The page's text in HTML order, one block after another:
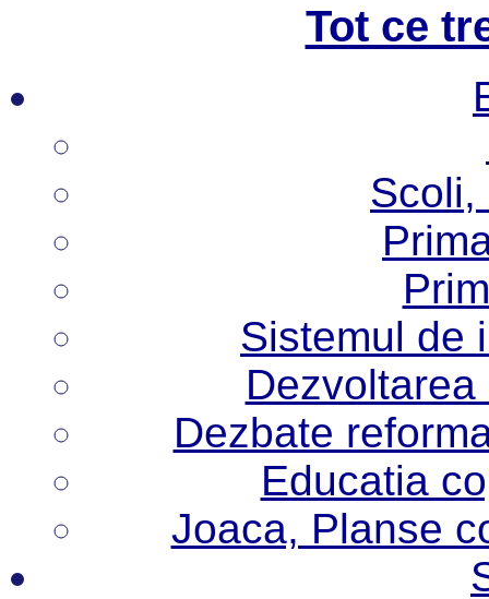
Tot ce
Scoli,
Sistemul de
Dezbate
Educatia
Joaca, Planse